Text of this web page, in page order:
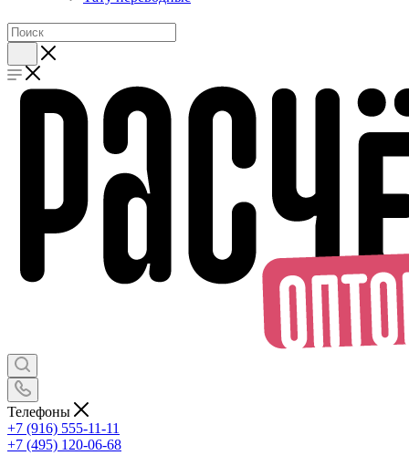
Телефоны
+7 (916) 555-11-11
+7 (495) 120-06-68